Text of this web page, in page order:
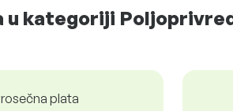
u kategoriji
plata